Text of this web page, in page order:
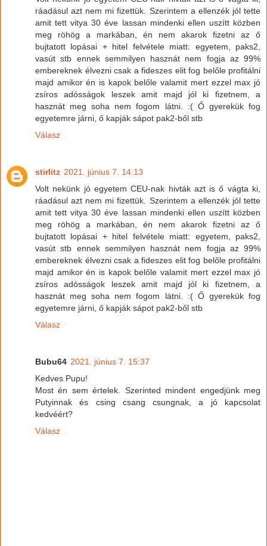
ráadásul azt nem mi fizettük. Szerintem a ellenzék jól tette
amit tett vitya 30 éve lassan mindenki ellen uszítt közben
meg röhög a markában, én nem akarok fizetni az ő
bujtatott lopásai + hitel felvétele miatt: egyetem, paks2,
vasút stb ennek semmilyen hasznát nem fogja az 99%
embereknek élvezni csak a fideszes elit fog belőle profitálni
majd amikor én is kapok belőle valamit mert ezzel max jó
zsíros adósságok leszek amit majd jól ki fizetnem, a
hasznát meg soha nem fogom látni. :( Ő gyerekük fog
egyetemre járni, ő kapják sápot pak2-ből stb
Válasz
stirlitz 2021. június 7. 14:13
Volt nekünk jó egyetem CEU-nak hivták azt is ő vágta ki,
ráadásul azt nem mi fizettük. Szerintem a ellenzék jól tette
amit tett vitya 30 éve lassan mindenki ellen uszítt közben
meg röhög a markában, én nem akarok fizetni az ő
bujtatott lopásai + hitel felvétele miatt: egyetem, paks2,
vasút stb ennek semmilyen hasznát nem fogja az 99%
embereknek élvezni csak a fideszes elit fog belőle profitálni
majd amikor én is kapok belőle valamit mert ezzel max jó
zsíros adósságok leszek amit majd jól ki fizetnem, a
hasznát meg soha nem fogom látni. :( Ő gyerekük fog
egyetemre járni, ő kapják sápot pak2-ből stb
Válasz
Bubu64 2021. június 7. 15:37
Kedves Pupu!
Most én sem értelek. Szerinted mindent engedjünk meg
Putyinnak és csing csang csungnak, a jó kapcsolat
kedvéért?
Válasz